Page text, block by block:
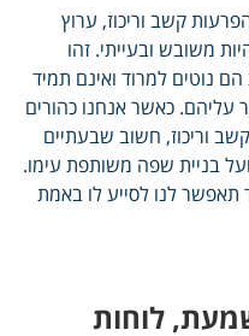
קשב וריכוז, ערוץ
משובש ובעייתי. זהו
נוטים למרוד ואינם תמיד
כאשר אנחנו כהורים
וריכוז, חשוב שבעתיים
בניית שפה משותפת עימו.
לנו לסייע לו באמת
לוחות